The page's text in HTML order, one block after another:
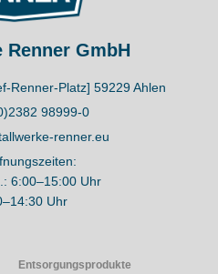
Renner GmbH
Renner-Platz] 59229 Ahlen
98999-0
renner.eu
6:00–15:00 Uhr
Uhr
Entsorgungsprodukte